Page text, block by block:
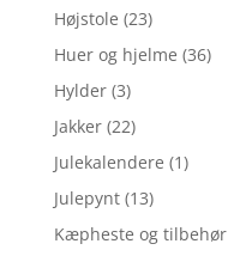
Højstole (23)
Huer og hjelme (36)
Hylder (3)
Jakker (22)
Julekalendere (1)
Julepynt (13)
Kæpheste og tilbehør